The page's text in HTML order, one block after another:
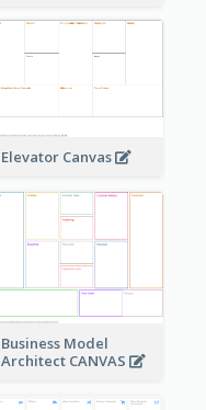
Elevator Canvas
Business Model
Architect CANVAS